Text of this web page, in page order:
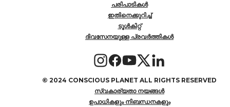
പരിപാടികള്‍
ഇതിനെക്കുറിച്ച്
ടൂൾകിറ്റ്
ദിവസേനയുള്ള പ്രവർത്തികൾ
© 2024 CONSCIOUS PLANET ALL RIGHTS RESERVED
സ്വകാര്യതാ നയങ്ങൾ
ഉപാധികളും നിബന്ധനകളും